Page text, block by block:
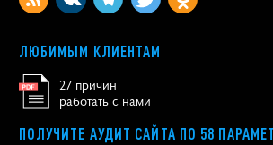
ЛЮБИМЫМ КЛИЕНТАМ
27 причин
работать с нами
ПОЛУЧИТЕ АУДИТ САЙТА ПО 58